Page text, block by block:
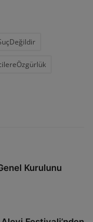
Kurulunu